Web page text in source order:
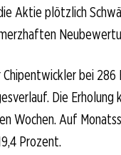
Aktie plötzlich
bei 286
Die Erholung
Wochen. Auf
Prozent.